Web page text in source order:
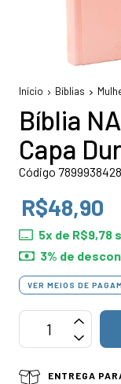
Início Bíblias
Bíblia
Capa
Código
R$48,90
5x de R$9,78
3% de
VER MEIOS DE
ENTREGA